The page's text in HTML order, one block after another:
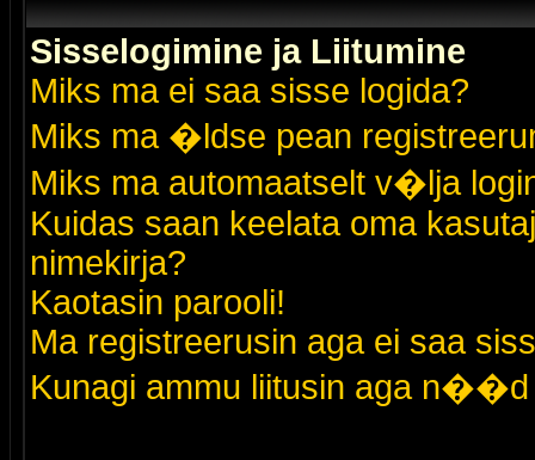
Sisselogimine ja Liitumine
Miks ma ei saa sisse logida?
Miks ma �ldse pean
Miks ma automaatselt v�lja
Kuidas saan keelata oma
nimekirja?
Kaotasin parooli!
Ma registreerusin aga ei saa
Kunagi ammu liitusin aga n��d